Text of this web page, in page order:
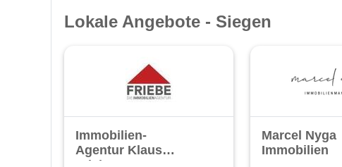
Lokale Angebote - Siegen
Immobilien-
Agentur Klaus
Marcel Nyga
Immobilien